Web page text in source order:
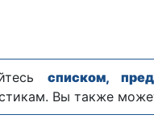
списком,
Вы также